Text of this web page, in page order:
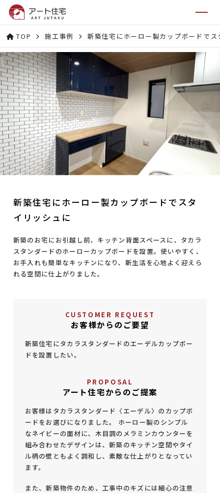
TOP 施工事例 新築住宅にホーロー製カップボードで
新築住宅にホーロー製カップボードでスタ
イリッシュに
新築のお宅にお引越し前、キッチン背面スペースに、タカラ
スタンダードのホーローカップボードを設置。使いやすく、
お手入れも簡単なキッチンになり、新生活を心地よく迎えら
れる空間に仕上がりました。
CUSTOMER REQUEST
お客様からのご要望
新築住宅にタカラスタンダードのエーデルカップボー
ドを設置したい。
PROPOSAL
アート住宅からのご提案
お客様はタカラスタンダード〈エーデル〉のカップボ
ードをお選びになりました。 ホーロー製のシンプル
なネイビーの面材に、木目調のメラミンカウンターを
組み合わせたデザインは、新築のキッチン空間やタイ
ル柄の壁ともよく調和し、素敵な仕上がりとなってい
ます。
また、新築物件のため、工事中のキズには細心の注意